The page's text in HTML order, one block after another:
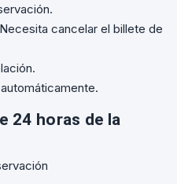
cancelar el billete de
24 horas de la